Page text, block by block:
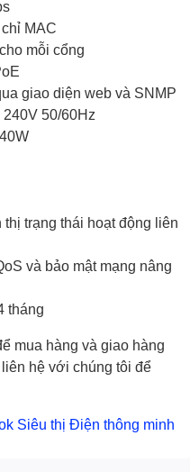
MAC
mỗi cổng
giao diện web và SNMP
50/60Hz
trạng thái hoạt động liên
và bảo mật mạng nâng
tháng
mua hàng và giao hàng
hệ với chúng tôi để
Siêu thị Điện thông minh